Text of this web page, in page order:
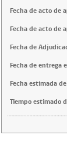
Fecha de acto de
Fecha de acto de
Fecha de
Fecha de entrega
Fecha estimada
Tiempo estimado